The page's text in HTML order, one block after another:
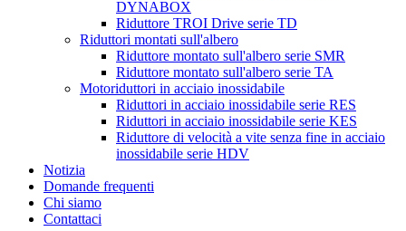
DYNABOX
Riduttore TROI Drive serie TD
Riduttori montati sull'albero
Riduttore montato sull'albero serie SMR
Riduttore montato sull'albero serie TA
Motoriduttori in acciaio inossidabile
Riduttori in acciaio inossidabile serie RES
Riduttori in acciaio inossidabile serie KES
Riduttore di velocità a vite senza fine in acciaio
inossidabile serie HDV
Notizia
Domande frequenti
Chi siamo
Contattaci